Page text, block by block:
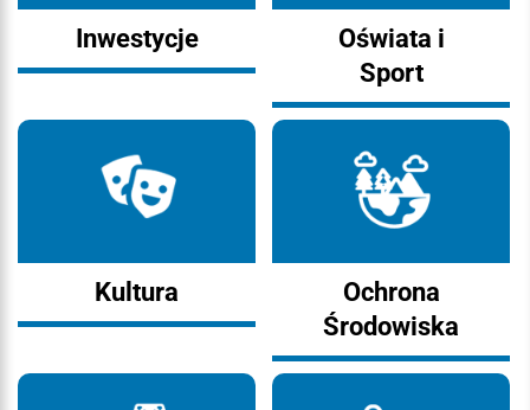
Inwestycje
Oświata i
Sport
Kultura
Ochrona
Środowiska